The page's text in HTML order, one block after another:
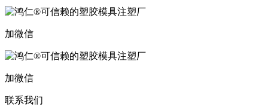
加微信
加微信
联系我们